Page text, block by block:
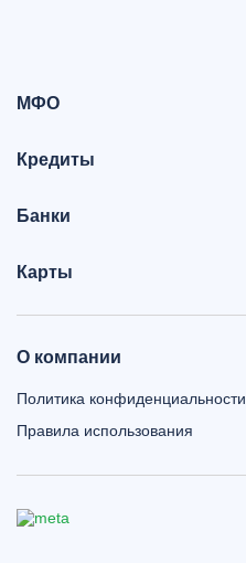
МФО
Кредиты
Банки
Карты
О компании
Политика конфиденциальности
Правила использования